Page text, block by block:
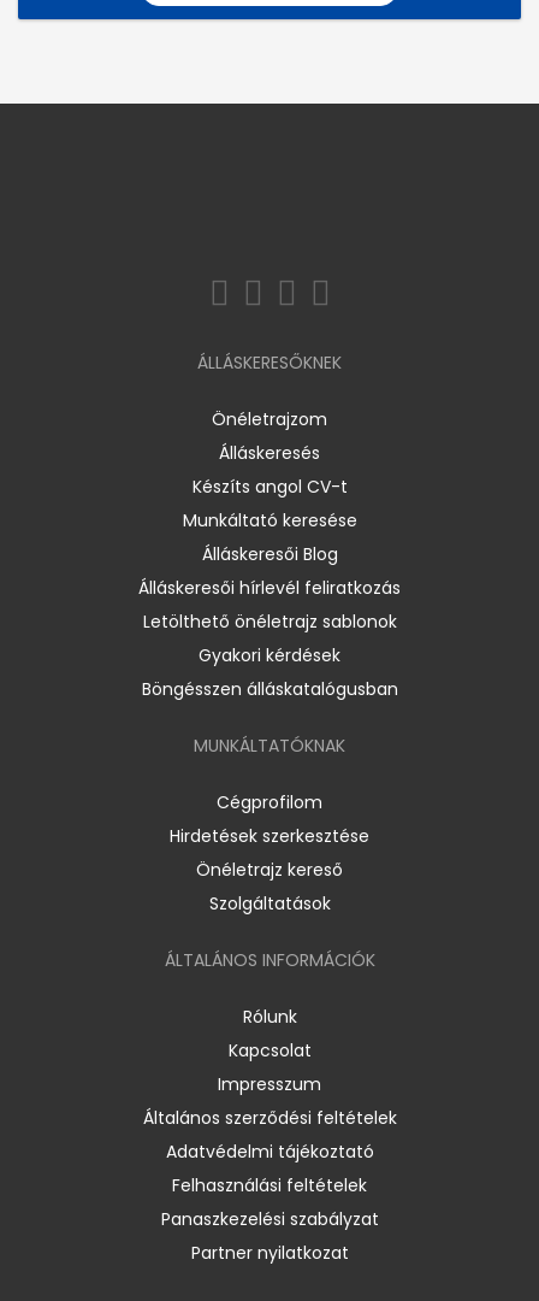
ÁLLÁSKERESŐKNEK
Önéletrajzom
Álláskeresés
Készíts angol CV-t
Munkáltató keresése
Álláskeresői Blog
Álláskeresői hírlevél feliratkozás
Letölthető önéletrajz sablonok
Gyakori kérdések
Böngésszen álláskatalógusban
MUNKÁLTATÓKNAK
Cégprofilom
Hirdetések szerkesztése
Önéletrajz kereső
Szolgáltatások
ÁLTALÁNOS INFORMÁCIÓK
Rólunk
Kapcsolat
Impresszum
Általános szerződési feltételek
Adatvédelmi tájékoztató
Felhasználási feltételek
Panaszkezelési szabályzat
Partner nyilatkozat